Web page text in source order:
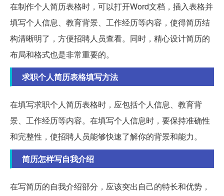
在制作个人简历表格时，可以打开Word文档，插入表格并
填写个人信息、教育背景、工作经历等内容，使得简历结
构清晰明了，方便招聘人员查看。同时，精心设计简历的
布局和格式也是非常重要的。
求职个人简历表格填写方法
在填写求职个人简历表格时，应包括个人信息、教育背
景、工作经历等内容。在填写个人信息时，要保持准确性
和完整性，使招聘人员能够快速了解你的背景和能力。
简历怎样写自我介绍
在写简历的自我介绍部分，应该突出自己的特长和优势，